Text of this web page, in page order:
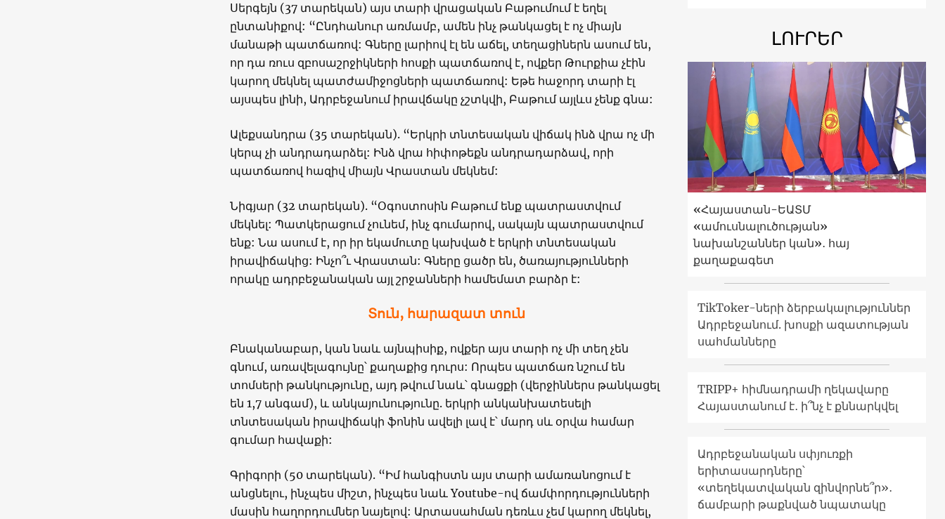
Սերգեյն (37 տարեկան) այս տարի վրացական Բաթումում է եղել
ընտանիքով: “Ընդհանուր առմամբ, ամեն ինչ թանկացել է ոչ միայն
մանաթի պատճառով: Գները լարիով էլ են աճել, տեղացիներն ասում են,
որ դա ռուս զբոսաշրջիկների հոսքի պատճառով է, ովքեր Թուրքիա չէին
կարող մեկնել պատժամիջոցների պատճառով: Եթե հաջորդ տարի էլ
այսպես լինի, Ադրբեջանում իրավճակը չշտկվի, Բաթում այլևս չենք գնա:
Ալեքսանդրա (35 տարեկան). “Երկրի տնտեսական վիճակ ինձ վրա ոչ մի
կերպ չի անդրադարձել: Ինձ վրա հիփոթեքն անդրադարձավ, որի
պատճառով հազիվ միայն Վրաստան մեկնեմ:
Նիգյար (32 տարեկան). “Օգոստոսին Բաթում ենք պատրաստվում
մեկնել: Պատկերացում չունեմ, ինչ գումարով, սակայն պատրաստվում
ենք: Նա ասում է, որ իր եկամուտը կախված է երկրի տնտեսական
իրավիճակից: Ինչո՞ւ Վրաստան: Գները ցածր են, ծառայությունների
որակը ադրբեջանական այլ շրջանների համեմատ բարձր է:
Տուն, հարազատ տուն
Բնականաբար, կան նաև այնպիսիք, ովքեր այս տարի ոչ մի տեղ չեն
գնում, առավելագույնը՝ քաղաքից դուրս: Որպես պատճառ նշում են
տոմսերի թանկությունը, այդ թվում նաև՝ գնացքի (վերջիններս թանկացել
են 1,7 անգամ), և անկայունությունը. երկրի անկանխատեսելի
տնտեսական իրավիճակի ֆոնին ավելի լավ է՝ մարդ սև օրվա համար
գումար հավաքի:
Գրիգորի (50 տարեկան). “Իմ հանգիստն այս տարի ամառանոցում է
անցնելու, ինչպես միշտ, ինչպես նաև Youtube-ով ճամփորդությունների
մասին հաղորդումներ նայելով: Արտասահման դեռևս չեմ կարող մեկնել,
ԼՈՒՐԵՐ
«Հայաստան-ԵԱՏՄ
«ամուսնալուծության»
նախանշաններ կան»․ հայ
քաղաքագետ
TikToker-ների ձերբակալություններ
Ադրբեջանում. խոսքի ազատության
սահմանները
TRIPP+ հիմնադրամի ղեկավարը
Հայաստանում է․ ի՞նչ է քննարկվել
Ադրբեջանական սփյուռքի
երիտասարդները՝
«տեղեկատվական զինվորնե՞ր»․
ճամբարի թաքնված նպատակը